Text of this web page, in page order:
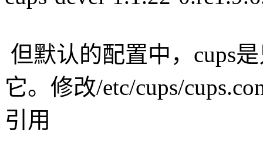
但默认的配置中，cups
它。修改/etc/cups/
引用